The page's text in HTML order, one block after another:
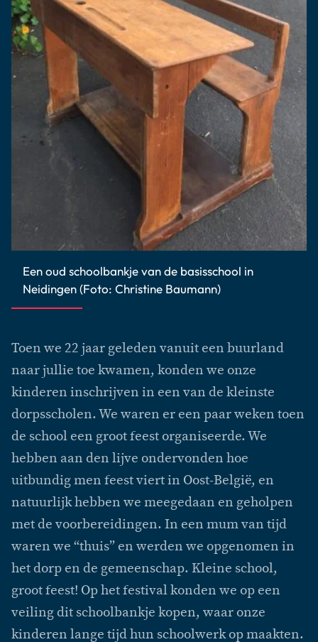
Een oud schoolbankje van de basisschool in
Neidingen (Foto: Christine Baumann)
Toen we 22 jaar geleden vanuit een buurland
naar jullie toe kwamen, konden we onze
kinderen inschrijven in een van de kleinste
dorpsscholen. We waren er een paar weken toen
de school een groot feest organiseerde. We
hebben aan den lijve ondervonden hoe
uitbundig men feest viert in Oost-België, en
natuurlijk hebben we meegedaan en geholpen
met de voorbereidingen. In een mum van tijd
waren we “thuis” en werden we opgenomen in
het dorp en de gemeenschap. Kleine school,
groot feest! Op het festival konden we op een
veiling dit schoolbankje kopen, waar onze
kinderen lange tijd hun schoolwerk op maakten.